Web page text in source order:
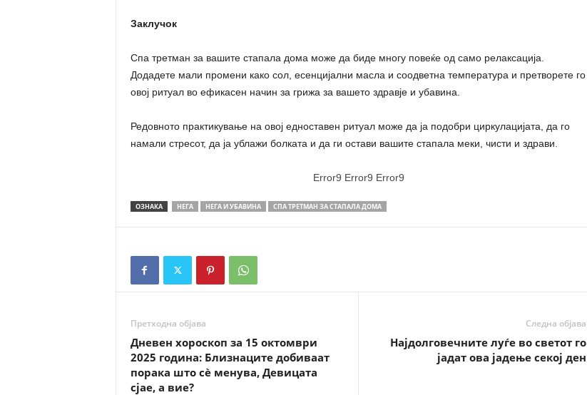
Заклучок
Спа третман за вашите стапала дома може да биде многу повеќе од само релаксација.
Додадете мали промени како сол, есенцијални масла и соодветна температура и претворете го
овој ритуал во ефикасен начин за грижа за вашето здравје и убавина.
Редовното практикување на овој едноставен ритуал може да ја подобри циркулацијата, да го
намали стресот, да ја ублажи болката и да ги остави вашите стапала меки, чисти и здрави.
Error9 Error9 Error9
ОЗНАКА НЕГА НЕГА И УБАВИНА СПА ТРЕТМАН ЗА СТАПАЛА ДОМА
Претходна објава
Дневен хороскоп за 15 октомври
2025 година: Близнаците добиваат
порака што сè менува, Девицата
сјае, а вие?
Следна објава
Најдолговечните луѓе во светот го
јадат ова јадење секој ден